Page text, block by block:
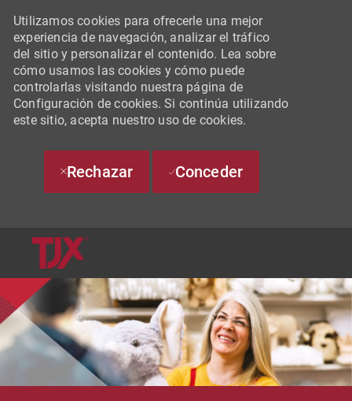
Utilizamos cookies para ofrecerle una mejor
experiencia de navegación, analizar el tráfico
del sitio y personalizar el contenido. Lea sobre
cómo usamos las cookies y cómo puede
controlarlas visitando nuestra página de
Configuración de cookies. Si continúa utilizando
este sitio, acepta nuestro uso de cookies.
Rechazar Conceder